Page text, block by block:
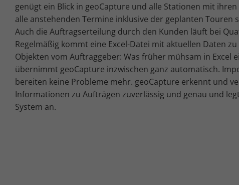
genügt ein Blick in geoCapture und alle Stationen mit
alle anstehenden Termine inklusive der geplanten Touren
Auch die Auftragserteilung durch den Kunden läuft bei
Regelmäßig kommt eine Excel-Datei mit aktuellen Daten
Objekten vom Auftraggeber: Was früher mühsam in Excel
übernimmt geoCapture inzwischen ganz automatisch.
bereiten keine Probleme mehr. geoCapture erkennt und
Informationen zu Aufträgen zuverlässig und genau und
System an.